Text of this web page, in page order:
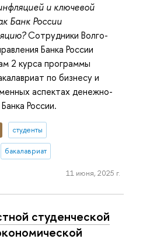
и ключевой
Банк России
Сотрудники Волго-
Банка России
2 курса программы
по бизнесу и
аспектах денежно-
России.
студенты
бакалавриат
11 июня, 2025 г.
студенческой